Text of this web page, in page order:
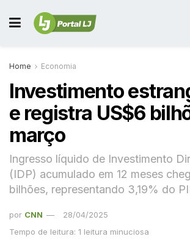
Home Economia
Investimento
e registra US$6
março
Ingresso líquido de Investimento
(IDP) acumulado em 12 meses
bilhões, representando 3,19% do
por CNN
28/04/2025
Tempo de leitura: 1 leitura minuciosa